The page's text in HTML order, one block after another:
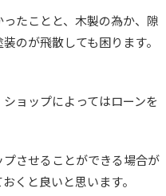
たことと、木製の為か、隙
のが飛散しても困ります。
ョップによってはローンを
させることができる場合が
くと良いと思います。